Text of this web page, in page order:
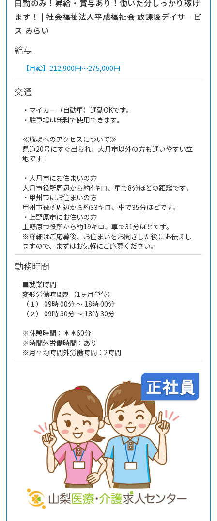
日勤のみ！昇給・賞与あり！働いた分しっかり稼げ
ます！ | 社会福祉法人平成福祉会 放課後デイサービ
ス みらい
給与
【月給】 212,900円～275,000円
交通
・マイカー（自動車）通勤OKです。
・駐車場は無料で使用できます。
≪職場へのアクセスについて≫
県道20号にすぐ出られ、大月市以外の方も通いやすい立
地です！
・大月市にお住まいの方
大月市役所周辺から約4キロ、車で8分ほどの距離です。
・甲州市にお住まいの方
甲州市役所周辺から約33キロ、車で35分ほどです。
・上野原市にお住いの方
上野原市役所から約19キロ、車で31分ほどです。
※詳細はご応募後、お住まいをお聞きした後にお伝えし
ますので、まずはお気軽にご応募ください。
勤務時間
■就業時間
変形労働時間制（1ヶ月単位）
（１） 09時 00分 ～ 18時 00分
（２） 09時 30分 ～ 18時 30分
※休憩時間：＊＊60分
※時間外労働時間：あり
※月平均時間外労働時間：2時間